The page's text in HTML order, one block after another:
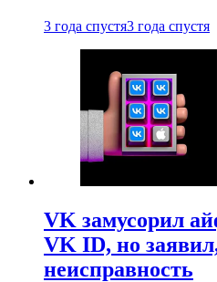
3 года спустя3 года спустя
VK замусорил
VK ID, но
неисправность